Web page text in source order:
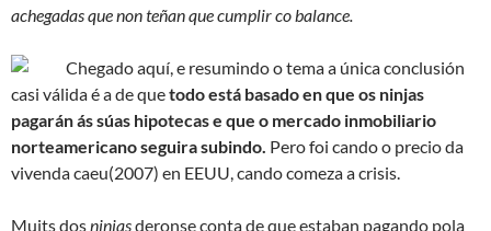
achegadas que non teñan que cumplir co balance.
Chegado aquí, e resumindo o tema a única conclusión
casi válida é a de quetodo está basado en que os ninjas
pagarán ás súas hipotecas e que o mercado inmobiliario
norteamericano seguira subindo. Pero foi cando o precio da
vivenda caeu(2007) en EEUU, cando comeza a crisis.
Muits dosninjasderonse conta de que estaban pagando pola